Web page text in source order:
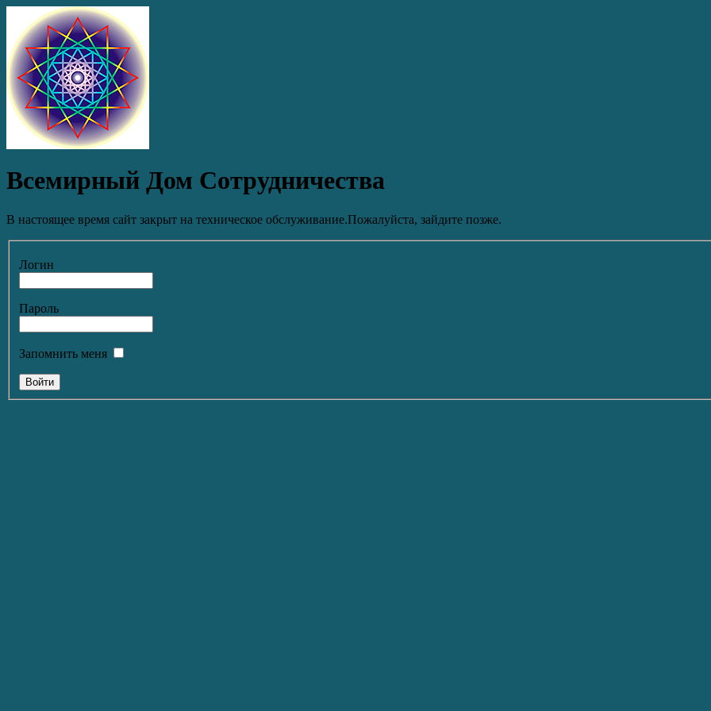
Всемирный Дом Сотрудничества
В настоящее время сайт закрыт на техническое обслуживание.Пожалуйста, зайдите позже.
Логин
Пароль
Запомнить меня